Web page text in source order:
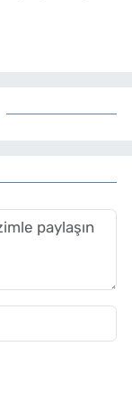
içerik üreten bir
İletişim